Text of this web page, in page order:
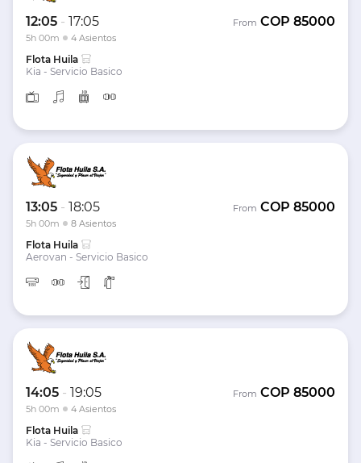
12:05 - 17:05
5h 00m 4 Asientos
From COP 85000
Flota Huila
Kia - Servicio Basico
13:05 - 18:05
5h 00m 8 Asientos
From COP 85000
Flota Huila
Aerovan - Servicio Basico
14:05 - 19:05
5h 00m 4 Asientos
From COP 85000
Flota Huila
Kia - Servicio Basico